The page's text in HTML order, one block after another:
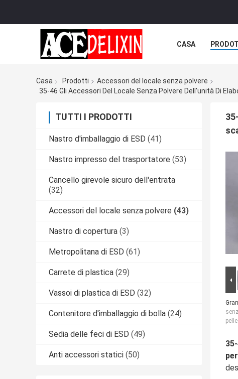
CASA
Casa Prodotti
Accessori del locale senza polvere
35-46 Gli Accessori Del Locale Senza Polvere Dell'unità Di
TUTTI I PRODOTTI
Nastro d'imballaggio di ESD (41)
Nastro impresso del trasportatore (53)
Cancello girevole sicuro dell'entrata
(32)
Accessori del locale senza polvere (43)
Nastro di copertura (3)
Metropolitana di ESD (61)
Carrete di plastica (29)
Vassoi di plastica di ESD (32)
Contenitore d'imballaggio di bolla (24)
Sedia delle feci di ESD (49)
Anti accessori statici (50)